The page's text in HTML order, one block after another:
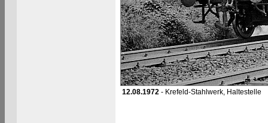
12.08.1972- Krefeld-Stahlwerk, Haltestelle